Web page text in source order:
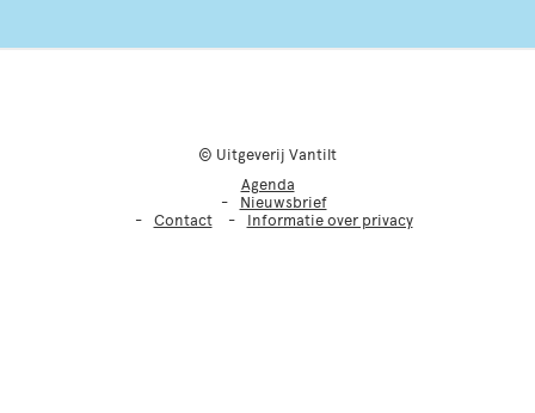
© Uitgeverij Vantilt
Agenda
Nieuwsbrief
Contact
Informatie over privacy